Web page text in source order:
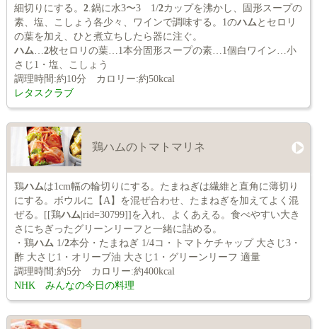
細切りにする。 2.鍋に水3〜3 1/2カップを沸かし、固形スープの
素、塩、こしょう各少々、ワインで調味する。1のハム とセロリ
の葉を加え、ひと煮立ちしたら器に注ぐ。
ハム
2枚セロリの葉…1本分固形スープの素…1個白ワイン…小
さじ1・塩、こしょう
調理時間:約10分 カロリー:約50kcal
レタスクラブ
鶏ハムのトマトマリネ
鶏ハムは1cm幅の輪切りにする。たまねぎは繊維と直角に薄切り
にする。ボウルに【A】を混ぜ合わせ、たまねぎを加えてよく混
ぜる。[[鶏ハム |rid=30799]]を入れ、よくあえる。食べやすい大き
さにちぎったグリーンリーフと一緒に詰める。
・鶏ハム 1/2本分・たまねぎ 1/4コ・トマトケチャップ 大さじ3・
酢 大さじ1・オリーブ油 大さじ1・グリーンリーフ 適量
調理時間:約5分 カロリー:約400kcal
NHK みんなの今日の料理